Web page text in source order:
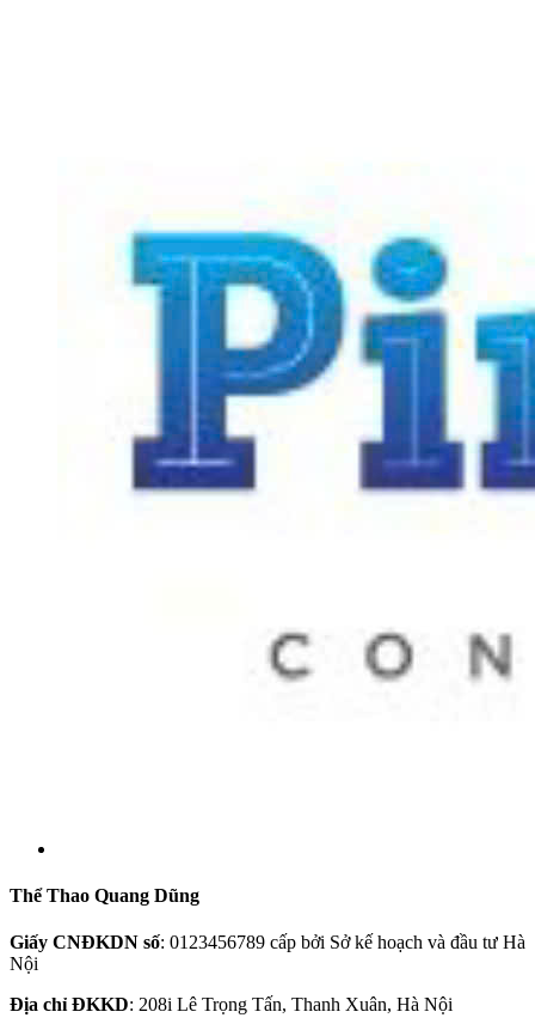
Thể Thao Quang Dũng
Giấy CNĐKDN số: 0123456789 cấp bởi Sở kế hoạch và đầu tư Hà
Nội
Địa chỉ ĐKKD: 208i Lê Trọng Tấn, Thanh Xuân, Hà Nội